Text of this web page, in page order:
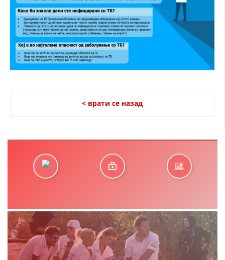
< врати се назад